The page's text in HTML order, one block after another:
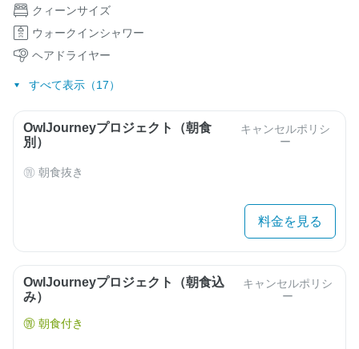
クィーンサイズ
ウォークインシャワー
ヘアドライヤー
すべて表示（17）
OwlJourneyプロジェクト（朝食
別）
キャンセルポリシ
ー
朝食抜き
料金を見る
OwlJourneyプロジェクト（朝食込
み）
キャンセルポリシ
ー
朝食付き